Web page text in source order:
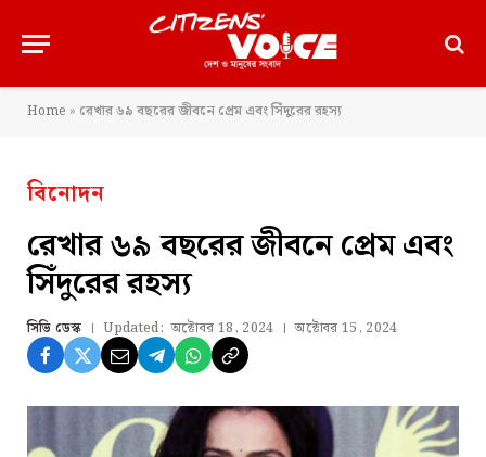
Home » রেখার ৬৯ বছরের জীবনে প্রেম এবং সিঁদুরের রহস্য
বিনোদন
রেখার ৬৯ বছরের জীবনে প্রেম এবং
সিঁদুরের রহস্য
সিভি ডেস্ক Updated: অক্টোবর 18, 2024 অক্টোবর 15, 2024